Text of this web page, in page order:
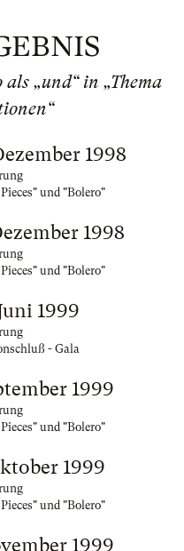
„und“ in „Thema
1998
und "Bolero"
1998
und "Bolero"
1999
- Gala
1999
und "Bolero"
1999
und "Bolero"
1999